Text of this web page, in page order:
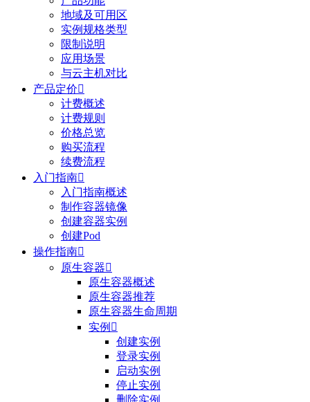
地域及可用区
实例规格类型
限制说明
应用场景
与云主机对比
产品定价
计费概述
计费规则
价格总览
购买流程
续费流程
入门指南
入门指南概述
制作容器镜像
创建容器实例
创建Pod
操作指南
原生容器
原生容器概述
原生容器推荐
原生容器生命周期
实例 
创建实例
登录实例
启动实例
停止实例
删除实例